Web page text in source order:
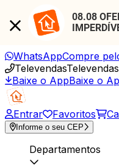
08.08
WhatsAppCompre
TelevendasTelevendas
Baixe o AppBaixe o
Entrar Favoritos
Informe o seu CEP
Departamentos